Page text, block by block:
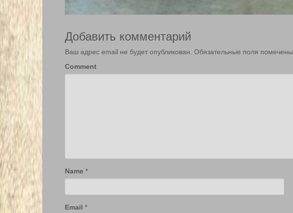
Добавить комментарий
Ваш адрес email не будет опубликован. Обязательные поля помечены
Comment
Name *
Email *